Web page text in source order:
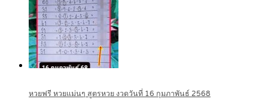
หวยฟรี หวยแม่นๆ สูตรหวย งวดวันที่ 16 กุมภาพันธ์ 2568